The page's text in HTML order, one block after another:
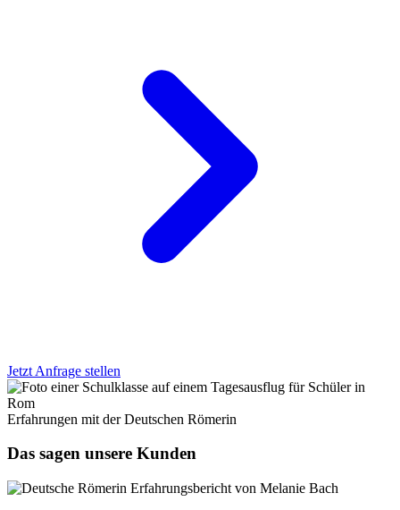
Jetzt Anfrage stellen
Erfahrungen mit der Deutschen Römerin
Das sagen unsere Kunden